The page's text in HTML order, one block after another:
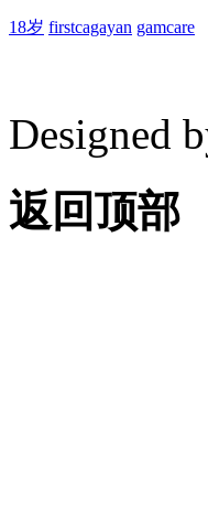
18岁 firstcagayan gamcare
Designed
返回顶部